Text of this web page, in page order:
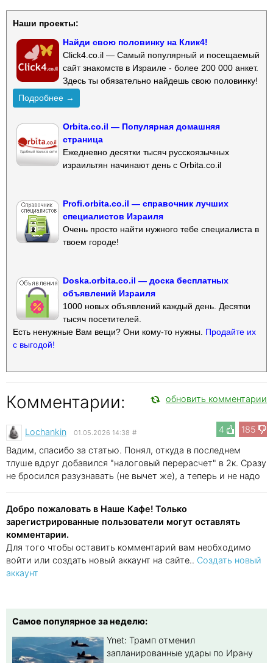
Наши проекты:
Найди свою половинку на Клик4!
Click4.co.il — Самый популярный и посещаемый
сайт знакомств в Израиле - более 200 000 анкет.
Здесь ты обязательно найдешь свою половинку!
Подробнее →
Orbita.co.il — Популярная домашняя
страница
Ежедневно десятки тысяч русскоязычных
израильтян начинают день с Orbita.co.il
Profi.orbita.co.il — справочник лучших
специалистов Израиля
Очень просто найти нужного тебе специалиста в
твоем городе!
Doska.orbita.co.il — доска бесплатных
объявлений Израиля
1000 новых объявлений каждый день. Десятки
тысяч посетителей.
Есть ненужные Вам вещи? Они кому-то нужны. Продайте их
с выгодой!
Комментарии: обновить комментарии
4 185
Lochankin 01.05.2026 14:38 #
Вадим, спасибо за статью. Понял, откуда в последнем
тлуше вдруг добавился "налоговый перерасчет" в 2к. Сразу
не бросился разузнавать (не вычет же), а теперь и не надо
Добро пожаловать в Наше Кафе! Только
зарегистрированные пользователи могут оставлять
комментарии.
Для того чтобы оставить комментарий вам необходимо
войти или создать новый аккаунт на сайте.. Создать новый
аккаунт
Самое популярное за неделю:
Ynet: Трамп отменил
запланированные удары по Ирану